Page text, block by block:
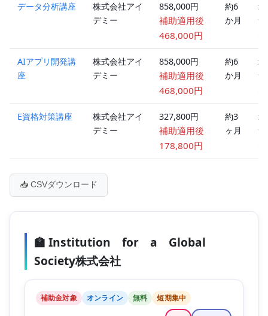
データ分析講座
株式会社アイ
デミー
858,000円
補助適用後
468,000円
約6
か月
オ
ラ
AIアプリ開発講
座
株式会社アイ
デミー
858,000円
補助適用後
468,000円
約6
か月
オ
ラ
E資格対策講座
株式会社アイ
デミー
327,800円
補助適用後
178,800円
約3
ヶ月
オ
ラ
📥 CSVダウンロード
🏫 Institution for a Global
Society株式会社
補助金対象 オンライン 無料 短期集中